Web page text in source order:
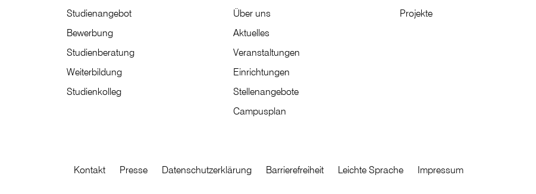
Studienangebot
Bewerbung
Studienberatung
Weiterbildung
Studienkolleg
Über uns
Aktuelles
Veranstaltungen
Einrichtungen
Stellenangebote
Campusplan
Projekte
Kontakt Presse Datenschutzerklärung Barrierefreiheit Leichte Sprache Impressum